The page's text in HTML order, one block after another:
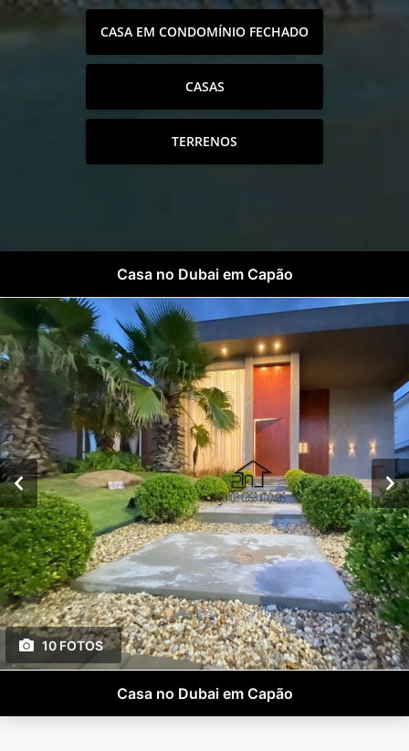
CASA EM CONDOMÍNIO FECHADO
CASAS
TERRENOS
Casa no Dubai em Capão
10 FOTOS
Casa no Dubai em Capão